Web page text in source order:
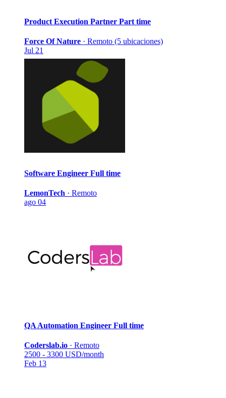
Product Execution Partner Part time
Force Of Nature · Remoto (5 ubicaciones)
Jul 21
Software Engineer Full time
LemonTech · Remoto
ago 04
QA Automation Engineer Full time
Coderslab.io · Remoto
2500 - 3300 USD/month
Feb 13